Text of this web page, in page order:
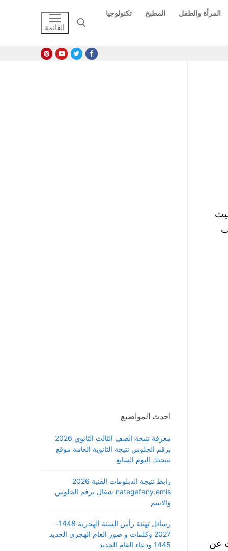
المرأة والطفل المطبخ تكنولوجيا
القائمة
، حيث
عن
احدث المواضيع
معرفة نتيجة الصف الثالث الثانوي 2026
برقم الجلوس نتيجة الثانوية العامة موقع
نتيجتك اليوم السابع
رابط نتيجة الدبلومات الفنية 2026
nategafany.emis شغال برقم الجلوس
والاسم
رسائل تهنئة رأس السنة الهجرية 1448-
2027 وكلمات و صور العام الهجري الجديد
1445 ودعاء العام الجديد